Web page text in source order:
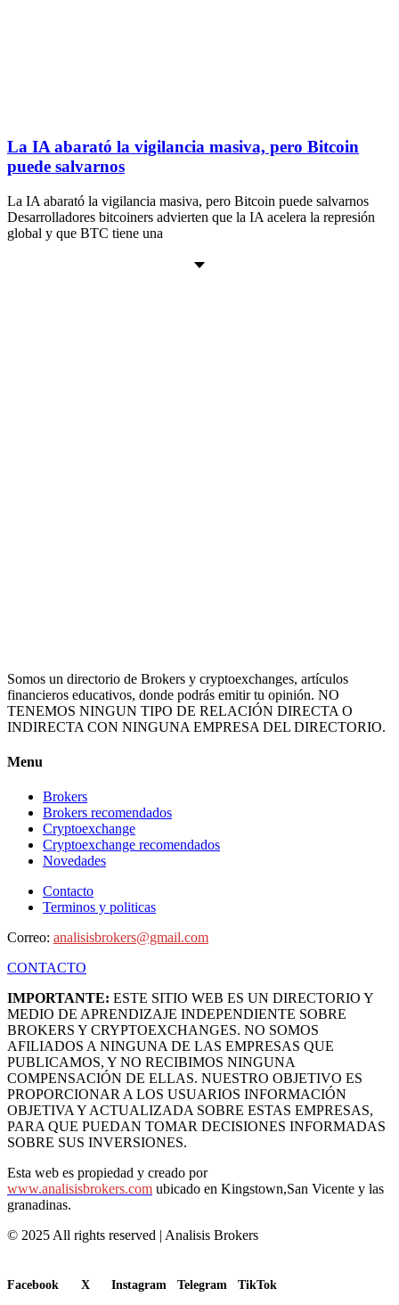
La IA abarató la vigilancia masiva, pero Bitcoin
puede salvarnos
La IA abarató la vigilancia masiva, pero Bitcoin puede salvarnos
Desarrolladores bitcoiners advierten que la IA acelera la represión
global y que BTC tiene una
Somos un directorio de Brokers y cryptoexchanges, artículos
financieros educativos, donde podrás emitir tu opinión. NO
TENEMOS NINGUN TIPO DE RELACIÓN DIRECTA O
INDIRECTA CON NINGUNA EMPRESA DEL DIRECTORIO.
Menu
Brokers
Brokers recomendados
Cryptoexchange
Cryptoexchange recomendados
Novedades
Contacto
Terminos y politicas
Correo: analisisbrokers@gmail.com
CONTACTO
IMPORTANTE: ESTE SITIO WEB ES UN DIRECTORIO Y
MEDIO DE APRENDIZAJE INDEPENDIENTE SOBRE
BROKERS Y CRYPTOEXCHANGES. NO SOMOS
AFILIADOS A NINGUNA DE LAS EMPRESAS QUE
PUBLICAMOS, Y NO RECIBIMOS NINGUNA
COMPENSACIÓN DE ELLAS. NUESTRO OBJETIVO ES
PROPORCIONAR A LOS USUARIOS INFORMACIÓN
OBJETIVA Y ACTUALIZADA SOBRE ESTAS EMPRESAS,
PARA QUE PUEDAN TOMAR DECISIONES INFORMADAS
SOBRE SUS INVERSIONES.
Esta web es propiedad y creado por
www.analisisbrokers.com ubicado en Kingstown,San Vicente y las
granadinas.
© 2025 All rights reserved | Analisis Brokers
Facebook
X
Instagram
Telegram
TikTok